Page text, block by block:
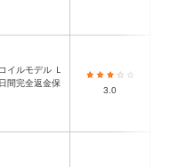
間完全返金保
3.0